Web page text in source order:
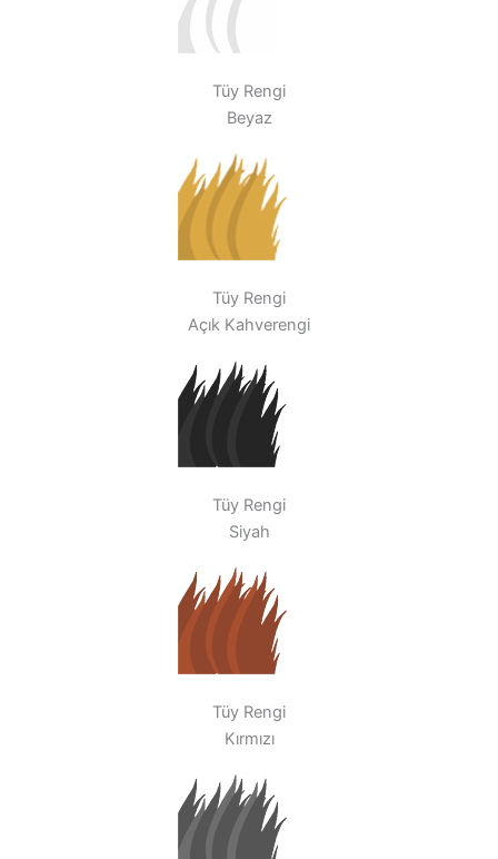
Tüy Rengi
Beyaz
Tüy Rengi
Açık Kahverengi
Tüy Rengi
Siyah
Tüy Rengi
Kırmızı